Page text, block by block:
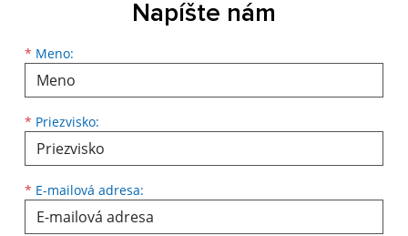
Napíšte nám
* Meno:
* Priezvisko:
* E-mailová adresa: